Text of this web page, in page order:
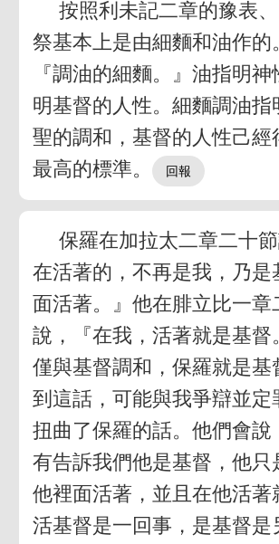
按照利未記二章的豫表
祭基本上是由細麵和油作的
『調油的細麵。』油指明
明基督的人性。細麵調油指
聖的調和，基督的人性己經
最高的標準。
保羅在加拉太二章二十
在活著的，不再是我，乃是
面活著。』他在腓立比一章
說，『在我，活著就是基督
僅與基督調和，保羅就是基
到這話，可能與我爭辯並定
扭曲了保羅的話。他們會說
有告訴我們他是基督，他只
他裡面活著，並且在他活著
活基督是一回事，是基督是